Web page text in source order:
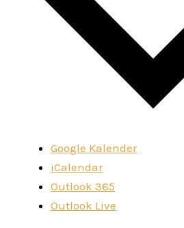
Google Kalender
iCalendar
Outlook 365
Outlook Live